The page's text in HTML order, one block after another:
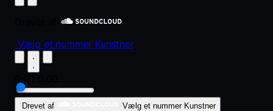
Vælg et nummer Kunstner
Drevet af Vælg et nummer Kunstner